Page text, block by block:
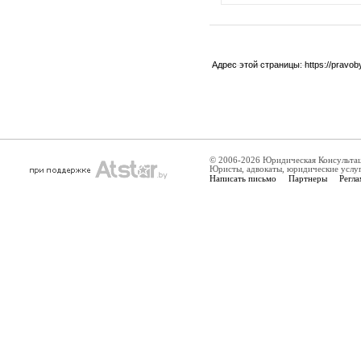
Адрес этой страницы: https://
© 2006-2026 Юридическая
Юристы, адвокаты, юридические
Написать письмо Партнеры